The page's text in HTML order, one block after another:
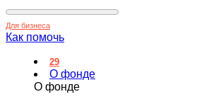
Для бизнеса
Как помочь
29
О фонде
О фонде